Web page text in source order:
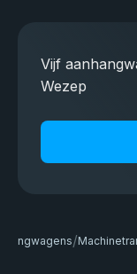
/
Vijf
Wezep